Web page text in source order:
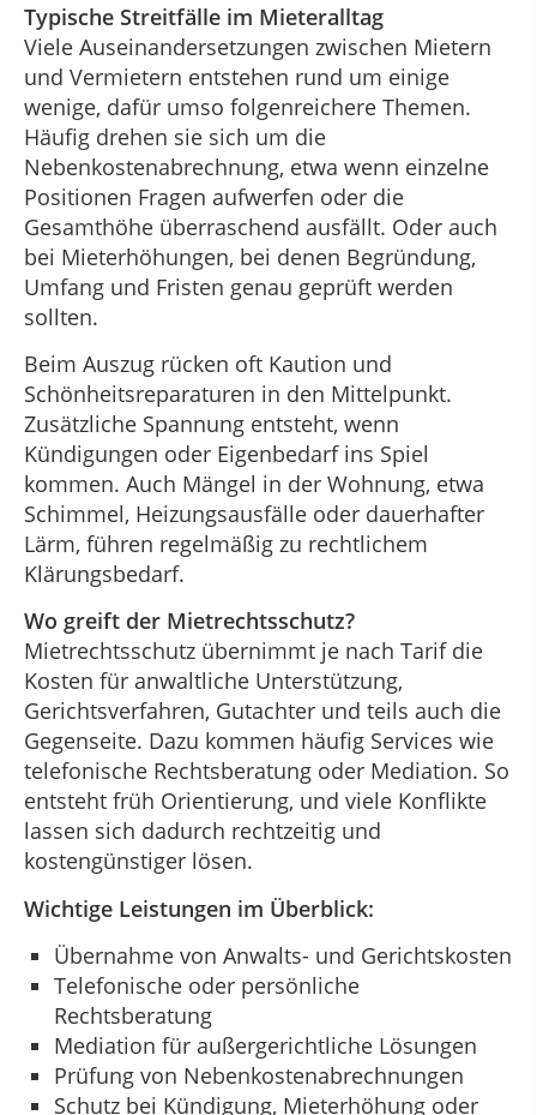
Typische Streitfälle im Mieteralltag
Viele Auseinandersetzungen zwischen Mietern
und Vermietern entstehen rund um einige
wenige, dafür umso folgenreichere Themen.
Häufig drehen sie sich um die
Nebenkostenabrechnung, etwa wenn einzelne
Positionen Fragen aufwerfen oder die
Gesamthöhe überraschend ausfällt. Oder auch
bei Mieterhöhungen, bei denen Begründung,
Umfang und Fristen genau geprüft werden
sollten.
Beim Auszug rücken oft Kaution und
Schönheitsreparaturen in den Mittelpunkt.
Zusätzliche Spannung entsteht, wenn
Kündigungen oder Eigenbedarf ins Spiel
kommen. Auch Mängel in der Wohnung, etwa
Schimmel, Heizungsausfälle oder dauerhafter
Lärm, führen regelmäßig zu rechtlichem
Klärungsbedarf.
Wo greift der Mietrechtsschutz?
Mietrechtsschutz übernimmt je nach Tarif die
Kosten für anwaltliche Unterstützung,
Gerichtsverfahren, Gutachter und teils auch die
Gegenseite. Dazu kommen häufig Services wie
telefonische Rechtsberatung oder Mediation. So
entsteht früh Orientierung, und viele Konflikte
lassen sich dadurch rechtzeitig und
kostengünstiger lösen.
Wichtige Leistungen im Überblick:
Übernahme von Anwalts- und Gerichtskosten
Telefonische oder persönliche
Rechtsberatung
Mediation für außergerichtliche Lösungen
Prüfung von Nebenkostenabrechnungen
Schutz bei Kündigung, Mieterhöhung oder